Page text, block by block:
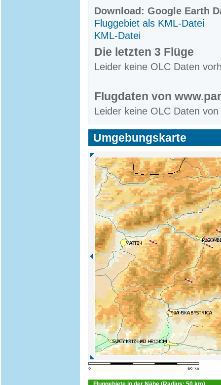
Download: Google Earth
Fluggebiet als KML-Datei
KML-Datei
Die letzten 3 Flüge
Leider keine OLC Daten
Flugdaten von
Leider keine OLC Daten
Umgebungskarte